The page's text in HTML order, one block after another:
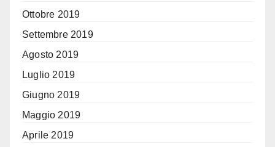
Ottobre 2019
Settembre 2019
Agosto 2019
Luglio 2019
Giugno 2019
Maggio 2019
Aprile 2019